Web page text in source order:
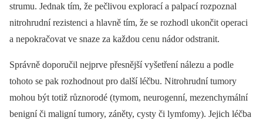
strumu. Jednak tím, že pečlivou explorací a palpací rozpoznal
nitrohrudní rezistenci a hlavně tím, že se rozhodl ukončit operaci
a nepokračovat ve snaze za každou cenu nádor odstranit.
Správně doporučil nejprve přesnější vyšetření nálezu a podle
tohoto se pak rozhodnout pro další léčbu. Nitrohrudní tumory
mohou být totiž různorodé (tymom, neurogenní, mezenchymální
benigní či maligní tumory, záněty, cysty či lymfomy). Jejich léčba